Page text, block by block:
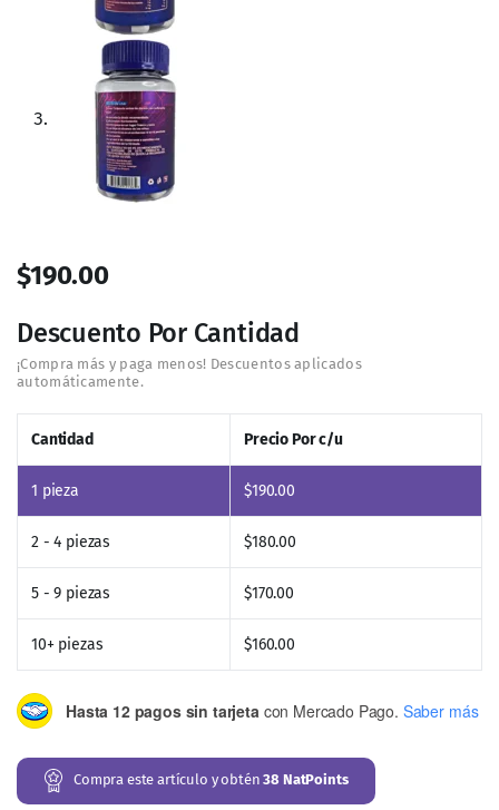
de Ultra Advanc3 es un suplemento alimenticio
diseñado específicamente para ayudarte a perder peso
de manera efectiva y segura. Su fórmula avanzada
combina ingredientes naturales que trabajan en sinergia
para ofrecerte los mejores resultados. A continuación, te
presentamos cada uno de sus ingredientes y sus
beneficios:
Para qué sirve
compuesto dentro de las células llamado AMP
cíclico, lo que puede estimular la quema de
grasa y mejorar la pérdida de peso.
fibra y ácidos grasos esenciales que pueden
ayudar a mejorar el metabolismo, promover la
Café verde (Coffea arabica L.):
ácido clorogénico, que se ha demostrado que
del tracto digestivo, lo que puede ayudar a bajar
de peso.
Para qué sirve: Las cetonas de frambuesa son
metabolismo de las grasas y ayudar en la
reducción de grasa corporal.